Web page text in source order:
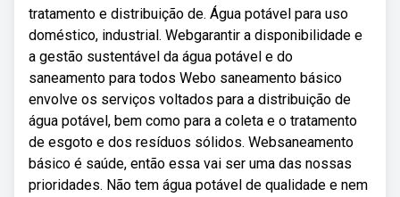
tratamento e distribuição de. Água potável para uso
doméstico, industrial. Webgarantir a disponibilidade e
a gestão sustentável da água potável e do
saneamento para todos Webo saneamento básico
envolve os serviços voltados para a distribuição de
água potável, bem como para a coleta e o tratamento
de esgoto e dos resíduos sólidos. Websaneamento
básico é saúde, então essa vai ser uma das nossas
prioridades. Não tem água potável de qualidade e nem